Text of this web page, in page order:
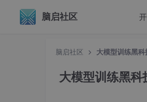
脑启社区
脑启社区 大模型训练黑
大模型训练黑